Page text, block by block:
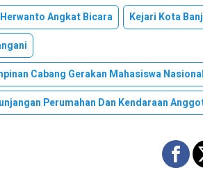
Angkat Bicara Kejari Kota
Cabang Gerakan Mahasiswa
Perumahan Dan Kendaraan